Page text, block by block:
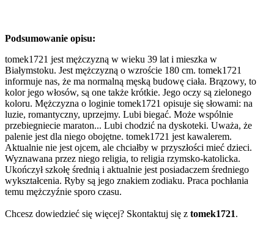
Podsumowanie opisu:
tomek1721 jest mężczyzną w wieku 39 lat i mieszka w
Białymstoku. Jest mężczyzną o wzroście 180 cm. tomek1721
informuje nas, że ma normalną męską budowę ciała. Brązowy, to
kolor jego włosów, są one także krótkie. Jego oczy są zielonego
koloru. Mężczyzna o loginie tomek1721 opisuje się słowami: na
luzie, romantyczny, uprzejmy. Lubi biegać. Może wspólnie
przebiegniecie maraton... Lubi chodzić na dyskoteki. Uważa, że
palenie jest dla niego obojętne. tomek1721 jest kawalerem.
Aktualnie nie jest ojcem, ale chciałby w przyszłości mieć dzieci.
Wyznawana przez niego religia, to religia rzymsko-katolicka.
Ukończył szkołę średnią i aktualnie jest posiadaczem średniego
wykształcenia. Ryby są jego znakiem zodiaku. Praca pochłania
temu mężczyźnie sporo czasu.
Chcesz dowiedzieć się więcej? Skontaktuj się z tomek1721.